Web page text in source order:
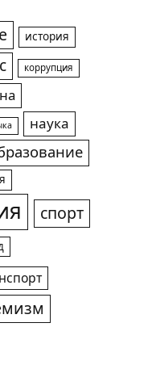
история
коррупция
наука
спорт